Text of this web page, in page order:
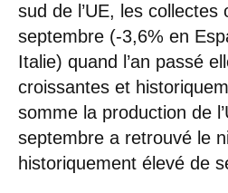
sud de l’UE, les collectes
septembre (-3,6% en
Italie) quand l’an passé
croissantes et
somme la production de
septembre a retrouvé le
historiquement élevé de